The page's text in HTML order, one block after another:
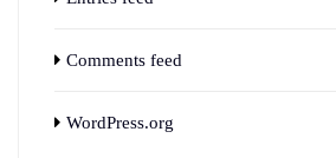
Comments feed
WordPress.org